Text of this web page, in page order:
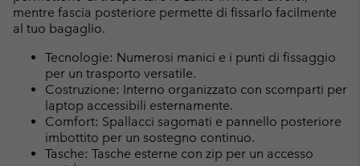
mentre fascia posteriore permette di fissarlo facilmente
al tuo bagaglio.
Tecnologie: Numerosi manici e i punti di fissaggio
per un trasporto versatile.
Costruzione: Interno organizzato con scomparti per
laptop accessibili esternamente.
Comfort: Spallacci sagomati e pannello posteriore
imbottito per un sostegno continuo.
Tasche: Tasche esterne con zip per un accesso